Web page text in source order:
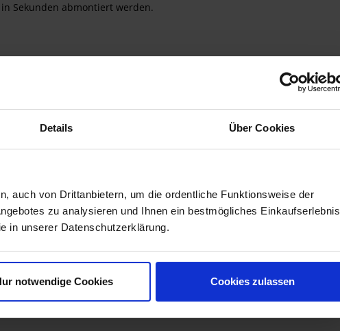
Details Über Cookies
auch von Drittanbietern, um die ordentliche Funktionsweise der
zu analysieren und Ihnen ein bestmögliches Einkaufserlebnis
in unserer Datenschutzerklärung.
notwendige Cookies Cookies zulassen
Sekunden abmontiert werden.
/ 1,0 / 1,125 / 1,25 Zoll Durchmesser)